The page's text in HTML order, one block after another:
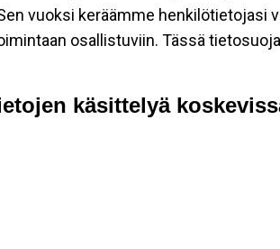
vuoksi keräämme
osallistuviin. Tässä
käsittelyä